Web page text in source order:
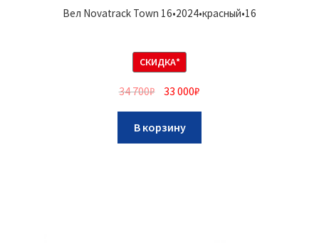
Вел Novatrack Town 16•2024•красный•16
СКИДКА*
34 700₽ 33 000₽
В корзину